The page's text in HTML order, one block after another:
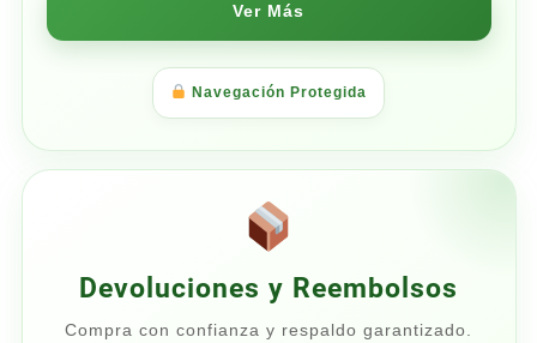
Ver Más
Navegación Protegida
Devoluciones y Reembolsos
Compra con confianza y respaldo garantizado.